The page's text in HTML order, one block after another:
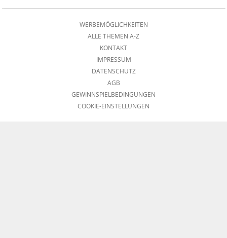
WERBEMÖGLICHKEITEN
ALLE THEMEN A-Z
KONTAKT
IMPRESSUM
DATENSCHUTZ
AGB
GEWINNSPIELBEDINGUNGEN
COOKIE-EINSTELLUNGEN